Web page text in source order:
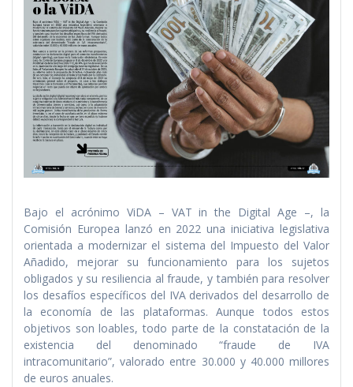
Bajo el acrónimo ViDA – VAT in the Digital Age –, la
Comisión Europea lanzó en 2022 una iniciativa legislativa
orientada a modernizar el sistema del Impuesto del Valor
Añadido, mejorar su funcionamiento para los sujetos
obligados y su resiliencia al fraude, y también para resolver
los desafíos específicos del IVA derivados del desarrollo de
la economía de las plataformas. Aunque todos estos
objetivos son loables, todo parte de la constatación de la
existencia del denominado “fraude de IVA
intracomunitario”, valorado entre 30.000 y 40.000 millores
de euros anuales.